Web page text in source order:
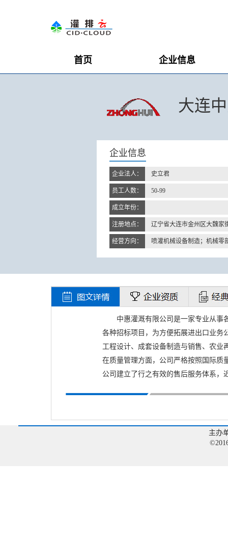
首页 企业信息
大连
企业信息
企业法人： 史立君
员工人数： 50-99
成立年份：
注册地点： 辽宁省大连市金州区大魏家
经营方向： 喷灌机械设备制造；机械零
中惠灌溉有限公司是一家专业从事
各种招标项目，为方便拓展进出口业务
工程设计、成套设备制造与销售、农业
在质量管理方面，公司严格按照国际质
公司建立了行之有效的售后服务体系，
主办